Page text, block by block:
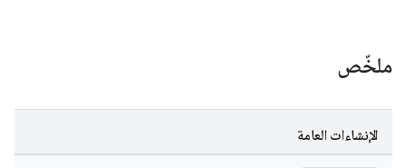
ملخّص
الإنشاءات العامة